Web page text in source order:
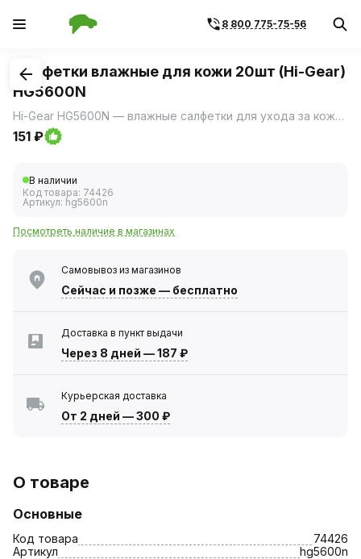
8 800 775-75-56
1/1
Салфетки влажные для кожи 20шт (Hi-Gear)
HG5600N
Hi-Gear HG5600N — влажные салфетки для ухода за кожаными поверхностями в салоне автомобиля.
151 ₽
В наличии
Код товара: 74426
Артикул: hg5600n
Посмотреть наличие в магазинах
Самовывоз из магазинов
Сейчас и позже — бесплатно
Доставка в пункт выдачи
Через 8 дней —187 ₽
Курьерская доставка
От 2 дней —300 ₽
О товаре
Основные
Код товара
74426
Артикул
hg5600n